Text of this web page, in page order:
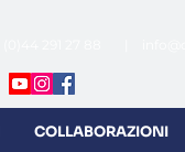
COLLABORAZIONI